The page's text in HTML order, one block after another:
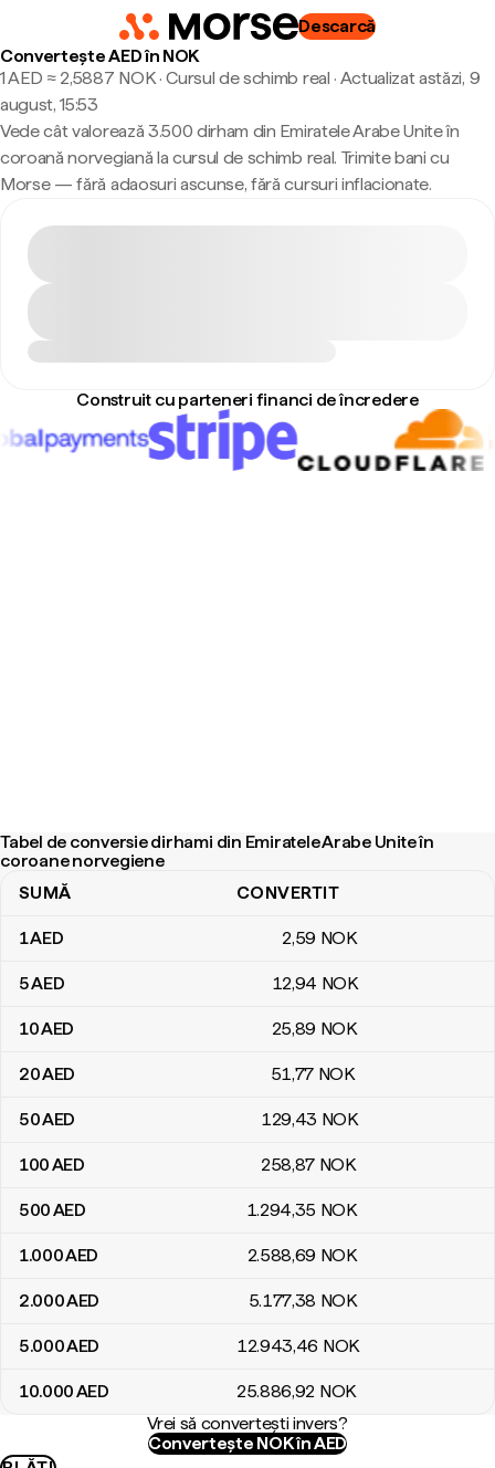
Descarcă
Convertește AED în NOK
1 AED ≈ 2,5887 NOK · Cursul de schimb real · Actualizat astăzi, 9
august, 15:53
Vede cât valorează 3.500 dirham din Emiratele Arabe Unite în
coroană norvegiană la cursul de schimb real. Trimite bani cu
Morse — fără adaosuri ascunse, fără cursuri inflacionate.
Construit cu parteneri financi de încredere
Tabel de conversie dirhami din Emiratele Arabe Unite în
coroane norvegiene
Tabel de conversie dirhami din Emiratele Arabe Unite în coroane
SUMĂ CONVERTIT
1AED 2,59 NOK
5AED 12,94 NOK
10AED 25,89 NOK
20AED 51,77 NOK
50AED 129,43 NOK
100AED 258,87 NOK
500AED 1.294,35 NOK
1.000AED 2.588,69 NOK
2.000AED 5.177,38 NOK
5.000AED 12.943,46 NOK
10.000AED 25.886,92 NOK
Vrei să convertești invers?
Convertește NOK în AED